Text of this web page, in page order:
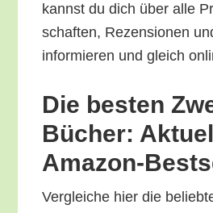
kannst du dich über alle
schaf­ten, Rezen­sio­nen
infor­mie­ren und gleich
Die bes­ten
Bücher:
Amazon-
Ver­glei­che hier die